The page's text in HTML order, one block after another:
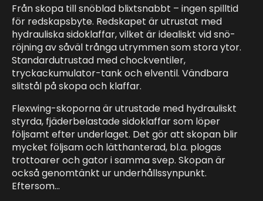
Från skopa till snöblad blixtsnabbt – ingen spilltid
för redskapsbyte. Redskapet är utrustat med
hydrauliska sidoklaffar, vilket är idealiskt vid snö-
röjning av såväl trånga utrymmen som stora ytor.
Standardutrustad med chockventiler,
tryckackumulator-tank och elventil. Vändbara
slitstål på skopa och klaffar.
Flexwing-skoporna är utrustade med hydrauliskt
styrda, fjäderbelastade sidoklaffar som löper
följsamt efter underlaget. Det gör att skopan blir
mycket följsam och lätthanterad, bl.a. plogas
trottoarer och gator i samma svep. Skopan är
också genomtänkt ur underhållssynpunkt.
Eftersom…